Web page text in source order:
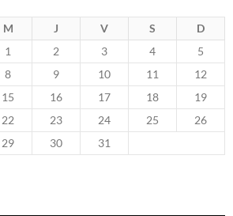
M J V S
D
1
2 3 4
5
8 9 10 11
12
15 16 17 18
19
22 23 24 25
26
29 30
31